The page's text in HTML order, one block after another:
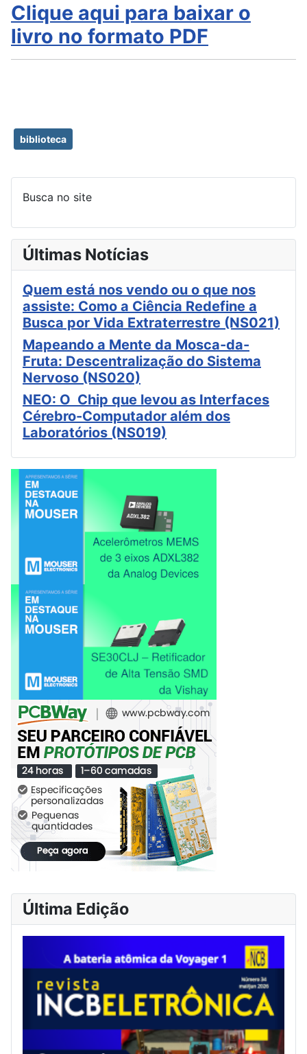
Clique aqui para baixar o
livro no formato PDF
biblioteca
Busca no site
Últimas Notícias
Quem está nos vendo ou o que nos
assiste: Como a Ciência Redefine a
Busca por Vida Extraterrestre (NS021)
Mapeando a Mente da Mosca-da-
Fruta: Descentralização do Sistema
Nervoso (NS020)
NEO: O Chip que levou as Interfaces
Cérebro-Computador além dos
Laboratórios (NS019)
Última Edição